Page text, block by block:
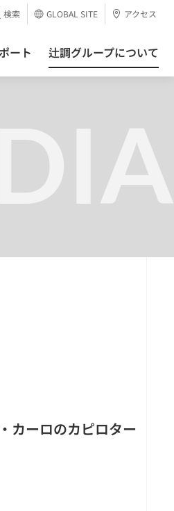
ート 辻調グループについて
検索 GLOBAL SITE アクセス
カーロのカピロター